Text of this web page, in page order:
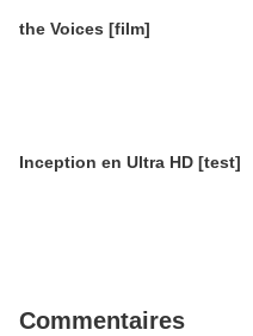
the Voices [film]
Inception en Ultra HD [test]
Commentaires